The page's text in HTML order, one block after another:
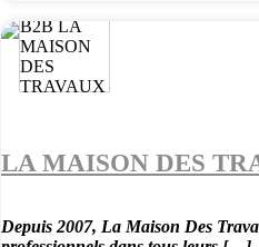
LA MAISON DES
Depuis 2007, La Maison Des